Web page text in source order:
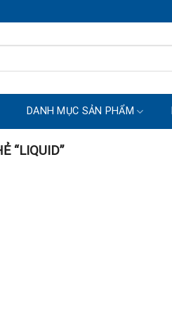
DANH MỤC SẢN PHẨM
“LIQUID”